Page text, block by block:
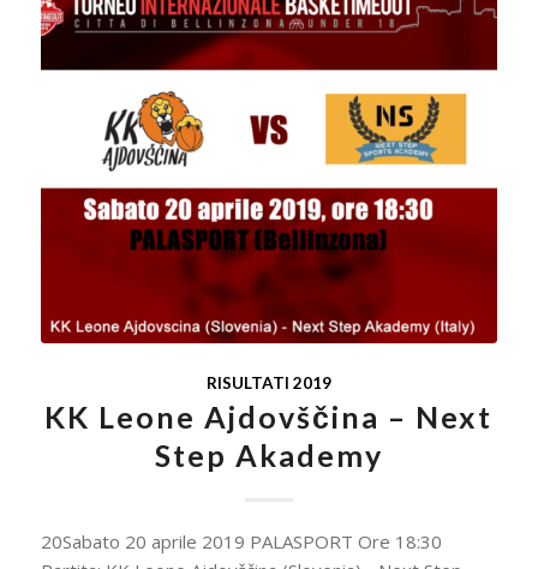
RISULTATI 2019
KK Leone Ajdovščina – Next
Step Akademy
20Sabato 20 aprile 2019 PALASPORT Ore 18:30